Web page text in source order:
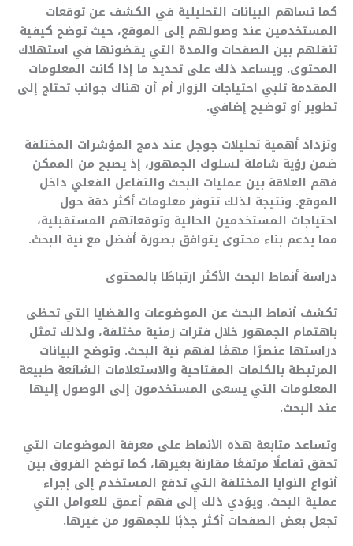
كما تساهم البيانات التحليلية في الكشف عن توقعات
المستخدمين عند وصولهم إلى الموقع، حيث توضح كيفية
تنقلهم بين الصفحات والمدة التي يقضونها في استهلاك
المحتوى. ويساعد ذلك على تحديد ما إذا كانت المعلومات
المقدمة تلبي احتياجات الزوار أم أن هناك جوانب تحتاج إلى
تطوير أو توضيح إضافي.
وتزداد أهمية تحليلات جوجل عند دمج المؤشرات المختلفة
ضمن رؤية شاملة لسلوك الجمهور، إذ يصبح من الممكن
فهم العلاقة بين عمليات البحث والتفاعل الفعلي داخل
الموقع. ونتيجة لذلك تتوفر معلومات أكثر دقة حول
احتياجات المستخدمين الحالية وتوقعاتهم المستقبلية،
مما يدعم بناء محتوى يتوافق بصورة أفضل مع نية البحث.
دراسة أنماط البحث الأكثر ارتباطًا بالمحتوى
تكشف أنماط البحث عن الموضوعات والقضايا التي تحظى
باهتمام الجمهور خلال فترات زمنية مختلفة، ولذلك تمثل
دراستها عنصرًا مهمًا لفهم نية البحث. وتوضح البيانات
المرتبطة بالكلمات المفتاحية والاستعلامات الشائعة طبيعة
المعلومات التي يسعى المستخدمون إلى الوصول إليها
عند البحث.
وتساعد متابعة هذه الأنماط على معرفة الموضوعات التي
تحقق تفاعلًا مرتفعًا مقارنة بغيرها، كما توضح الفروق بين
أنواع النوايا المختلفة التي تدفع المستخدم إلى إجراء
عملية البحث. ويؤدي ذلك إلى فهم أعمق للعوامل التي
تجعل بعض الصفحات أكثر جذبًا للجمهور من غيرها.